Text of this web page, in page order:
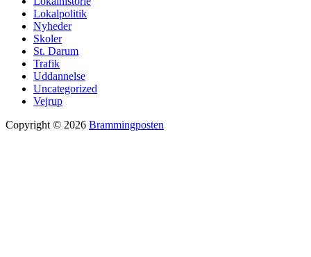
Lokalpolitik
Nyheder
Skoler
St. Darum
Trafik
Uddannelse
Uncategorized
Vejrup
Copyright © 2026 Brammingposten